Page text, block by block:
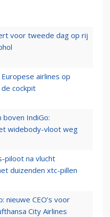
voor tweede dag op rij
airlines op
cockpit
boven IndiGo:
widebody-vloot weg
piloot na vlucht
duizenden xtc-pillen
nieuwe CEO’s voor
City Airlines